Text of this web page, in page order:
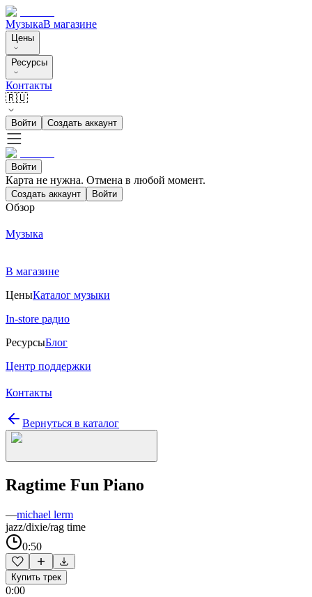
МузыкаВ магазине
Цены
Ресурсы
Контакты
🇷🇺
Войти Создать аккаунт
Войти
Карта не нужна. Отмена в любой момент.
Создать аккаунт Войти
Обзор
Музыка
В магазине
ЦеныКаталог музыки
In-store радио
РесурсыБлог
Центр поддержки
Контакты
Вернуться в каталог
Ragtime Fun Piano
—michael lerm
jazz/dixie/rag time
0:50
Купить трек
0:00